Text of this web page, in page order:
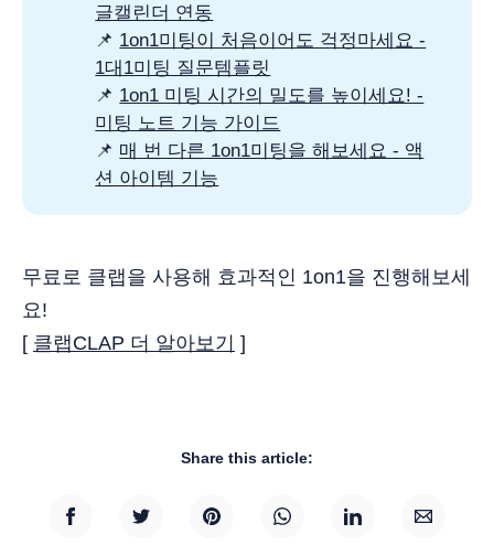
글캘린더 연동
📌 1on1미팅이 처음이어도 걱정마세요 -
1대1미팅 질문템플릿
📌 1on1 미팅 시간의 밀도를 높이세요! -
미팅 노트 기능 가이드
📌 매 번 다른 1on1미팅을 해보세요 - 액
션 아이템 기능
무료로 클랩을 사용해 효과적인 1on1을 진행해보세
요!
[ 클랩CLAP 더 알아보기 ]
Share this article: